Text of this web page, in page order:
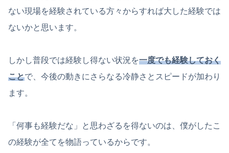
ない現場を経験されている方々からすれば大した経験では
ないかと思います。
しかし普段では経験し得ない状況を一度でも経験しておく
ことで、今後の動きにさらなる冷静さとスピードが加わり
ます。
「何事も経験だな」と思わざるを得ないのは、僕がしたこ
の経験が全てを物語っているからです。